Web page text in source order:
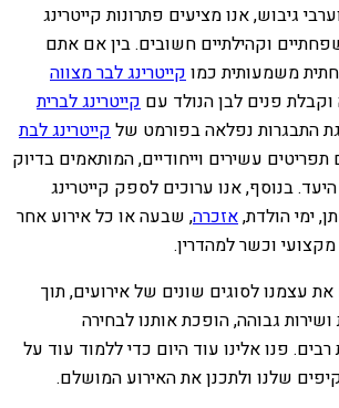
גיבוש, אנו מציעים פתרונות קייטרינג
וקהילתיים חשובים. בין אם אתם
משמעותית כמו קייטרינג לבר מצווה
פנים לבן הנולד עם קייטרינג לברית
התבגרות נפלאה בפורמט של קייטרינג לבת
עשירים וייחודיים, המותאמים בדיוק
בנוסף, אנו ערוכים לספק קייטרינג
ימי הולדת,אזכרה, שבעה או כל אירוע אחר
מקצועי וכשר למהדרין.
עצמנו לסוגים שונים של אירועים, תוך
גבוהה, הופכת אותנו לבחירה
פנו אלינו עוד היום כדי ללמוד עוד על
שלנו ולתכנן את האירוע המושלם.